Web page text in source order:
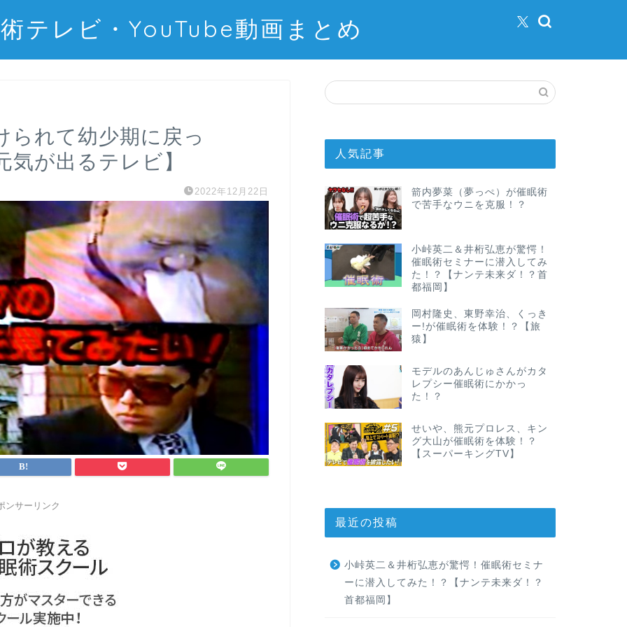
テレビ・YouTube動画まとめ
られて幼少期に戻っ
が出るテレビ】
2022年12月22日
ンサーリンク
人気記事
箭内夢菜（夢っぺ）が催眠術
で苦手なウニを克服！？
小峠英二＆井桁弘恵が驚愕！
催眠術セミナーに潜入してみ
た！？【ナンテ未来ダ！？首
都福岡】
岡村隆史、東野幸治、くっき
ー!が催眠術を体験！？【旅
猿】
モデルのあんじゅさんがカタ
レプシー催眠術にかかっ
た！？
せいや、熊元プロレス、キン
グ大山が催眠術を体験！？
【スーパーキングTV】
最近の投稿
小峠英二＆井桁弘恵が驚愕！催眠術セミナ
ーに潜入してみた！？【ナンテ未来ダ！？
首都福岡】